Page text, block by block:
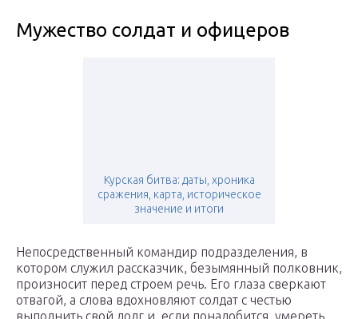
Мужество солдат и офицеров
Курская битва: даты, хроника
сражения, карта, историческое
значение и итоги
Непосредственный командир подразделения, в
котором служил рассказчик, безымянный полковник,
произносит перед строем речь. Его глаза сверкают
отвагой, а слова вдохновляют солдат с честью
выполнить свой долг и, если понадобится, умереть